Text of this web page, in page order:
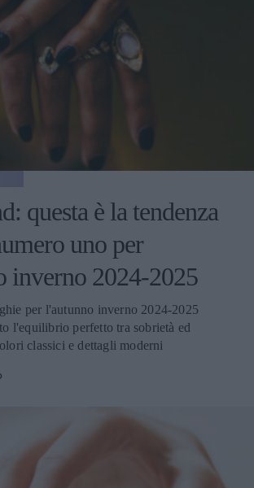
questa è la tendenza
uno per
inverno 2024-2025
per l'autunno inverno 2024-2025
l'equilibrio perfetto tra sobrietà ed
classici e dettagli moderni